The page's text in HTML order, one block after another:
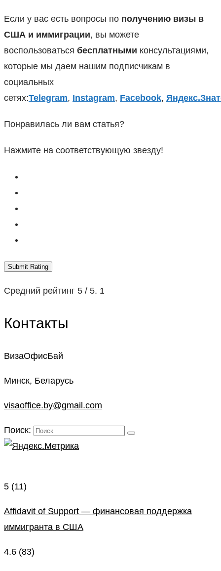
Если у вас есть вопросы по получению визы в
США и иммиграции, вы можете
воспользоваться бесплатными консультациями,
которые мы даем нашим подписчикам в
социальных
сетях:Telegram, Instagram, Facebook,
Понравилась ли вам статья?
Нажмите на соответствующую звезду!
Submit Rating
Средний рейтинг 5 / 5. 1
Контакты
ВизаОфисБай
Минск, Беларусь
visaoffice.by@gmail.com
Поиск:
5 (11)
Affidavit of Support — финансовая поддержка
иммигранта в США
4.6 (83)